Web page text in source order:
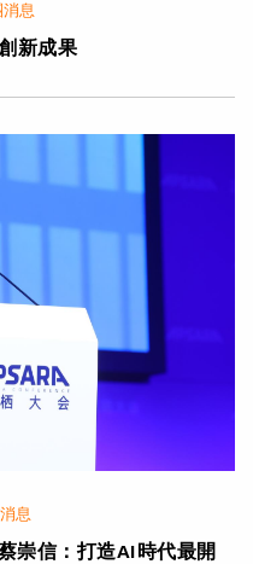
息
新成果
息
崇信：打造AI時代最開